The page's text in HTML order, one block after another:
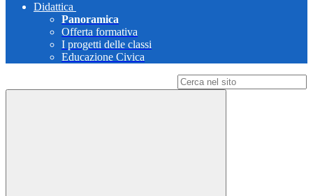
Didattica
Panoramica
Offerta formativa
I progetti delle classi
Educazione Civica